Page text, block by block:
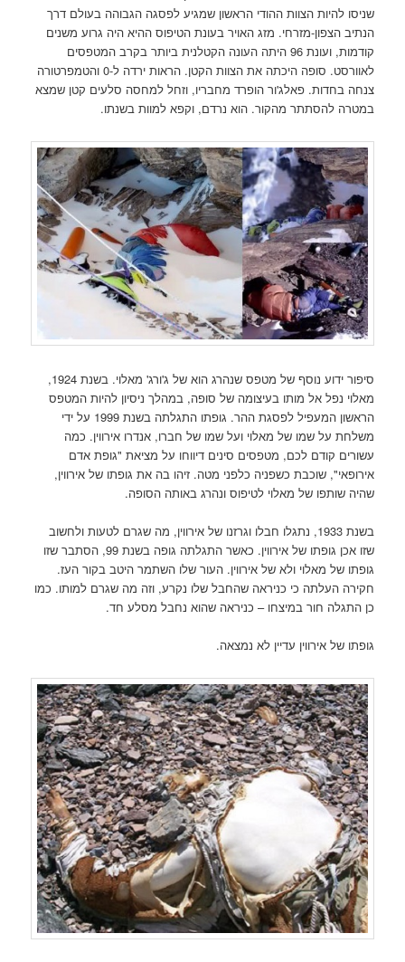
שניסו להיות הצוות ההודי הראשון שמגיע לפסגה הגבוהה בעולם דרך
הנתיב הצפון-מזרחי. מזג האויר בעונת הטיפוס ההיא היה גרוע משנים
קודמות, ועונת 96 היתה העונה הקטלנית ביותר בקרב המטפסים
לאוורסט. סופה היכתה את הצוות הקטן. הראות ירדה ל-0 והטמפרטורה
צנחה בחדות. פאלג'ור הופרד מחבריו, וזחל למחסה סלעים קטן שמצא
במטרה להסתתר מהקור. הוא נרדם, וקפא למוות בשנתו.
סיפור ידוע נוסף של מטפס שנהרג הוא של ג'ורג' מאלוי. בשנת 1924,
מאלוי נפל אל מותו בעיצומה של סופה, במהלך ניסיון להיות המטפס
הראשון המעפיל לפסגת ההר. גופתו התגלתה בשנת 1999 על ידי
משלחת על שמו של מאלוי ועל שמו של חברו, אנדרו אירווין. כמה
עשורים קודם לכם, מטפסים סינים דיווחו על מציאת "גופת אדם
אירופאי", שוכבת כשפניה כלפני מטה. זיהו בה את גופתו של אירווין,
שהיה שותפו של מאלוי לטיפוס ונהרג באותה הסופה.
בשנת 1933, נתגלו חבלו וגרזנו של אירווין, מה שגרם לטעות ולחשוב
שזו אכן גופתו של אירווין. כאשר התגלתה גופה בשנת 99, הסתבר שזו
גופתו של מאלוי ולא של אירווין. העור שלו השתמר היטב בקור העז.
חקירה העלתה כי כניראה שהחבל שלו נקרע, וזה מה שגרם למותו. כמו
כן התגלה חור במיצחו – כניראה שהוא נחבל מסלע חד.
גופתו של אירווין עדיין לא נמצאה.